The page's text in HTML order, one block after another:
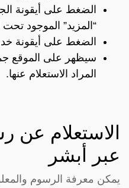
الضغط على أيقونة
“المزيد” الموجود تحت
الضغط على أيقونة
سيظهر على الموقع
المراد الاستعلام عنها.
الاستعلام عن
عبر أبشر
يمكن معرفة الرسوم